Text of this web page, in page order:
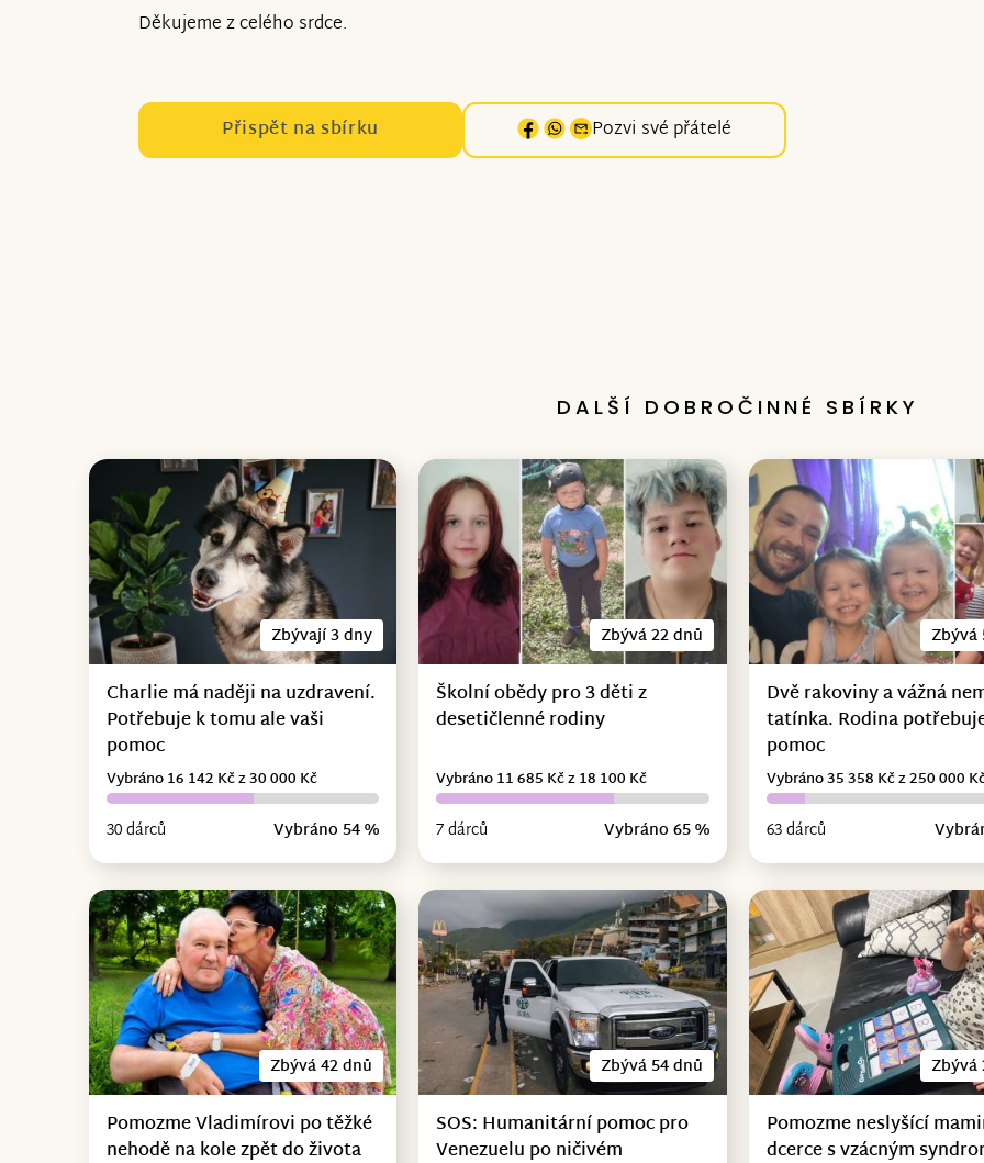
Děkujeme z celého srdce.
Přispět na sbírku Pozvi své přátelé
DALŠÍ DOBROČINNÉ SBÍRKY
Zbývají 3 dny
Charlie má naději na uzdravení.
Potřebuje k tomu ale vaši
pomoc
30 dárců Vybráno 54 %
Vybráno 16 142 Kč z 30 000 Kč
Zbývá 22 dnů
Školní obědy pro 3 děti z
desetičlenné rodiny
7 dárců Vybráno 65 %
Vybráno 11 685 Kč z 18 100 Kč
Zbývá
Dvě rakoviny a vážná
tatínka. Rodina
pomoc
63 dárců
Vybráno 35 358 Kč z 250 000
Zbývá 42 dnů
Pomozme Vladimírovi po těžké
nehodě na kole zpět do života
Zbývá 54 dnů
SOS: Humanitární pomoc pro
Venezuelu po ničivém
Zbývá
Pomozme neslyšící
dcerce s vzácným